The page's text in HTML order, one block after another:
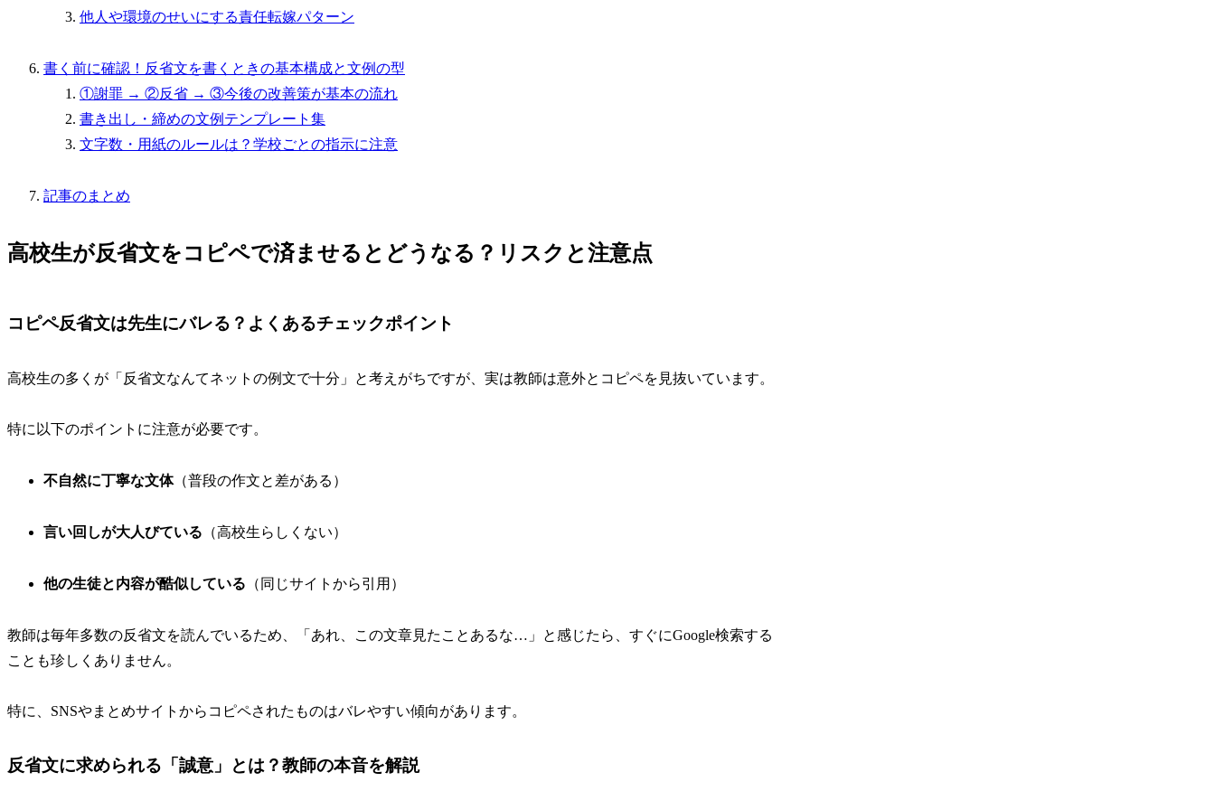
他人や環境のせいにする責任転嫁パターン
書く前に確認！反省文を書くときの基本構成と文例の型
①謝罪 → ②反省 → ③今後の改善策が基本の流れ
書き出し・締めの文例テンプレート集
文字数・用紙のルールは？学校ごとの指示に注意
記事のまとめ
高校生が反省文をコピペで済ませるとどうなる？リスクと注意点
コピペ反省文は先生にバレる？よくあるチェックポイント
高校生の多くが「反省文なんてネットの例文で十分」と考えがちですが、実は教師は意外とコピペを見抜いています。
特に以下のポイントに注意が必要です。
不自然に丁寧な文体（普段の作文と差がある）
言い回しが大人びている （高校生らしくない）
他の生徒と内容が酷似している （同じサイトから引用）
教師は毎年多数の反省文を読んでいるため、「あれ、この文章見たことあるな…」と感じたら、すぐにGoogle検索する
ことも珍しくありません。
特に、SNSやまとめサイトからコピペされたものはバレやすい傾向があります。
反省文に求められる「誠意」とは？教師の本音を解説